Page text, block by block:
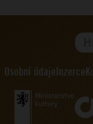
Osobní údaje Inzerce